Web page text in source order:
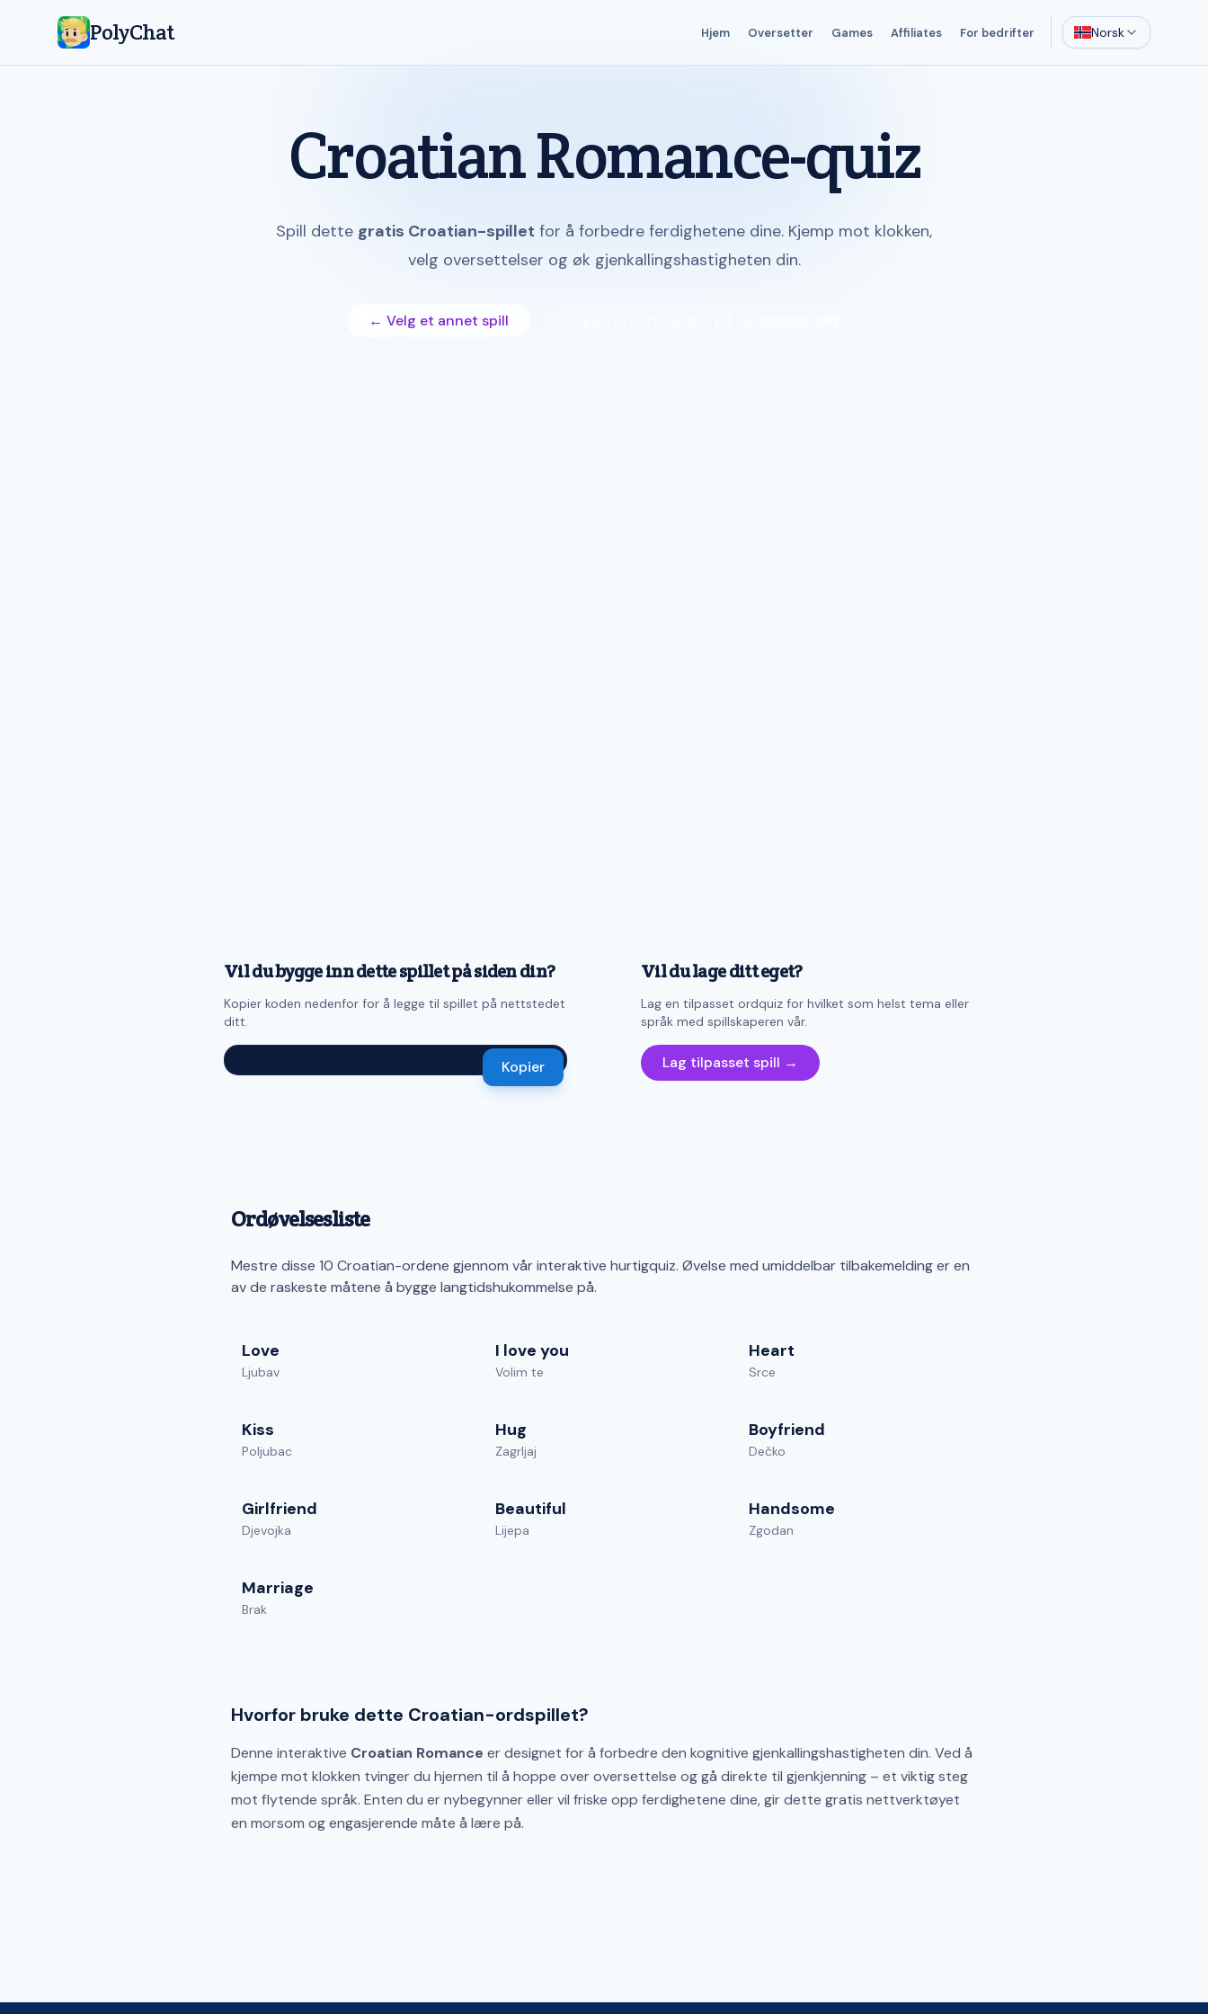
PolyChat Hjem Oversetter Games Affiliates For bedrifter Norsk
Croatian Romance-quiz
Spill dette gratis Croatian-spillet for å forbedre ferdighetene dine. Kjemp mot klokken,
velg oversettelser og øk gjenkallingshastigheten din.
← Velg et annet spill
Vil du bygge inn dette spillet på siden din?
Kopier koden nedenfor for å legge til spillet på nettstedet
ditt.
Kopier
Vil du lage ditt eget?
Lag en tilpasset ordquiz for hvilket som helst tema eller
språk med spillskaperen vår.
Lag tilpasset spill →
Ordøvelsesliste
Mestre disse 10 Croatian-ordene gjennom vår interaktive hurtigquiz. Øvelse med umiddelbar tilbakemelding er en
av de raskeste måtene å bygge langtidshukommelse på.
Love
Ljubav
I love you
Volim te
Heart
Srce
Kiss
Poljubac
Hug
Zagrljaj
Boyfriend
Dečko
Girlfriend
Djevojka
Beautiful
Lijepa
Handsome
Zgodan
Marriage
Brak
Hvorfor bruke dette Croatian-ordspillet?
Denne interaktive Croatian Romance er designet for å forbedre den kognitive gjenkallingshastigheten din. Ved å
kjempe mot klokken tvinger du hjernen til å hoppe over oversettelse og gå direkte til gjenkjenning – et viktig steg
mot flytende språk. Enten du er nybegynner eller vil friske opp ferdighetene dine, gir dette gratis nettverktøyet
en morsom og engasjerende måte å lære på.